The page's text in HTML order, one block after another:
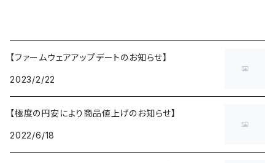
【ファームウェアアップデートのお知らせ】
2023/2/22
【極度の円安により商品値上げのお知らせ】
2022/6/18